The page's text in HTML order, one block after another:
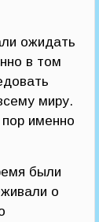
ожидать
в том
миру.
пор именно
были
о